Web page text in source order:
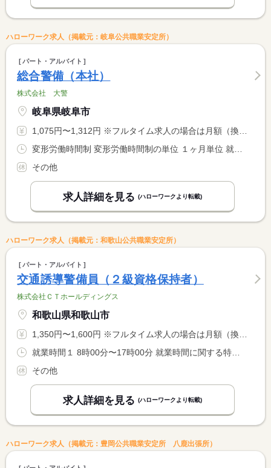
ハローワーク求人（掲載元：岐阜公共職業安定所）
パート・アルバイト
総合警備（本社）
株式会社 大警
岐阜県岐阜市
1,075円〜1,312円 ※フルタイム求人の場合は月額（換算額）、パート求人の場合は時間額を表示しています。
その他
求人詳細を見る (ハローワークより転載)
ハローワーク求人（掲載元：和歌山公共職業安定所）
パート・アルバイト
交通誘導警備員（２級資格保持者）
株式会社ＣＴホールディングス
和歌山県和歌山市
1,350円〜1,600円 ※フルタイム求人の場合は月額（換算額）、パート求人の場合は時間額を表示しています。
その他
求人詳細を見る (ハローワークより転載)
ハローワーク求人（掲載元：豊岡公共職業安定所 八鹿出張所）